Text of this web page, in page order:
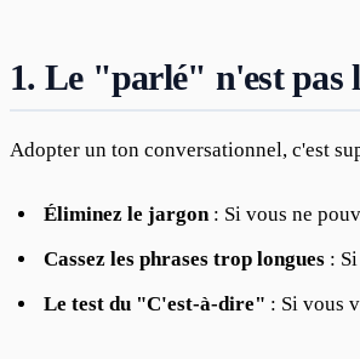
1. Le "parlé" n'est pas
Adopter un ton conversationnel, c'est
Éliminez le jargon : Si vous ne
Cassez les phrases trop longues :
Le test du "C'est-à-dire" : Si vous